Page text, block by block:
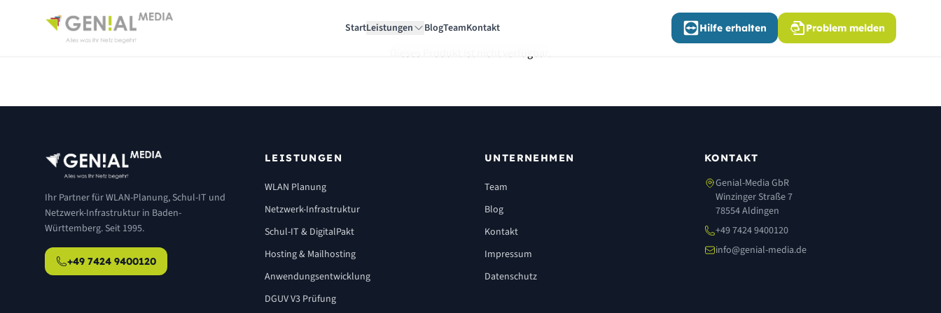
StartLeistungen BlogTeamKontakt Hilfe erhalten Problem melden
Dieses Produkt ist nicht verfügbar.
Ihr Partner für WLAN-Planung, Schul-IT und
Netzwerk-Infrastruktur in Baden-
Württemberg. Seit 1995.
+49 7424 9400120
LEISTUNGEN
WLAN Planung
Netzwerk-Infrastruktur
Schul-IT & DigitalPakt
Hosting & Mailhosting
Anwendungsentwicklung
DGUV V3 Prüfung
UNTERNEHMEN
Team
Blog
Kontakt
Impressum
Datenschutz
KONTAKT
Genial-Media GbR
Winzinger Straße 7
78554 Aldingen
+49 7424 9400120
info@genial-media.de